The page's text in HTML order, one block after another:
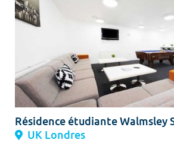
Résidence étudiante Walmsley
UK Londres